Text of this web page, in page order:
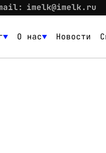
imelk@imelk.ru
О нас Новости